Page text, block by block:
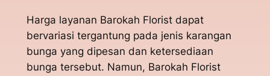
Harga layanan Barokah Florist dapat
bervariasi tergantung pada jenis karangan
bunga yang dipesan dan ketersediaan
bunga tersebut. Namun, Barokah Florist